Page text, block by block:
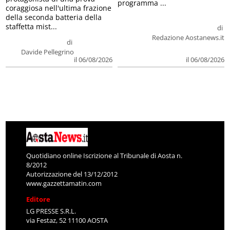
di
Davide Pellegrino
il 06/08/2026
coraggiosa nell'ultima frazione
della seconda batteria della
staffetta mist...
di
Redazione Aostanews.it
il 06/08/2026
programma ...
Quotidiano online Iscrizione al Tribunale di Aosta n.
8/2012
Autorizzazione del 13/12/2012
www.gazzettamatin.com
Editore
LG PRESSE S.R.L.
via Festaz, 52 11100 AOSTA